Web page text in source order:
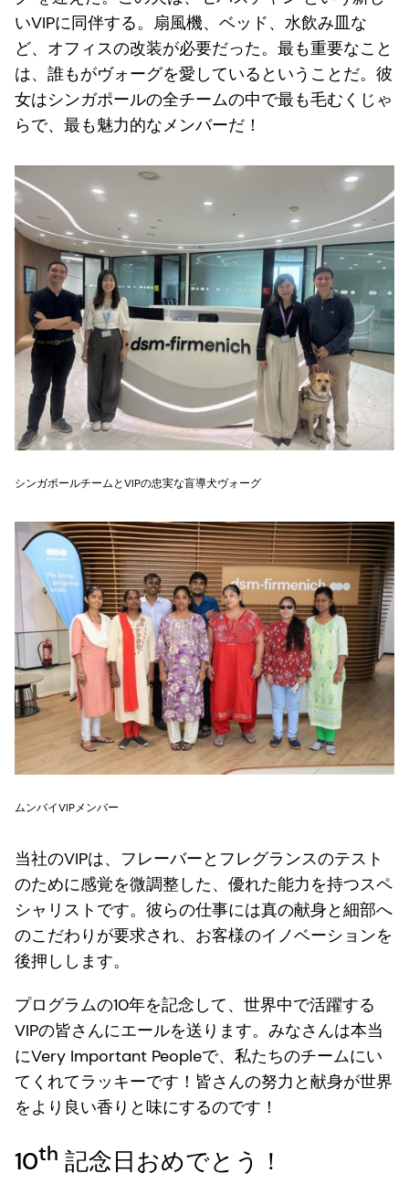
いVIPに同伴する。扇風機、ベッド、水飲み皿な
ど、オフィスの改装が必要だった。最も重要なこと
は、誰もがヴォーグを愛しているということだ。彼
女はシンガポールの全チームの中で最も毛むくじゃ
らで、最も魅力的なメンバーだ！
シンガポールチームとVIPの忠実な盲導犬ヴォーグ
ムンバイVIPメンバー
当社のVIPは、フレーバーとフレグランスのテスト
のために感覚を微調整した、優れた能力を持つスペ
シャリストです。彼らの仕事には真の献身と細部へ
のこだわりが要求され、お客様のイノベーションを
後押しします。
プログラムの10年を記念して、世界中で活躍する
VIPの皆さんにエールを送ります。みなさんは本当
にVery Important Peopleで、私たちのチームにい
てくれてラッキーです！皆さんの努力と献身が世界
をより良い香りと味にするのです！
10th 記念日おめでとう！